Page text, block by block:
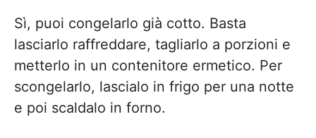
Sì, puoi congelarlo già cotto. Basta
lasciarlo raffreddare, tagliarlo a porzioni e
metterlo in un contenitore ermetico. Per
scongelarlo, lascialo in frigo per una notte
e poi scaldalo in forno.